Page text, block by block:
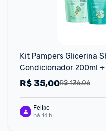
Kit Pampers Glicerina
Condicionador 200ml
350ml + Sabonete
R$ 136,06
R$35,00
Felipe
há 14 h